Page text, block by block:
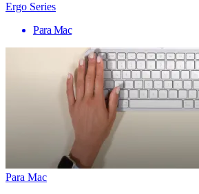
Ergo Series
Para Mac
Para Mac